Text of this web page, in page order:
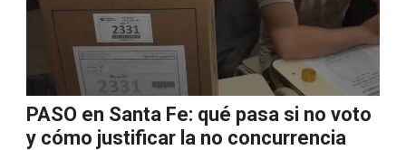
PASO en Santa Fe: qué pasa si no voto
y cómo justificar la no concurrencia